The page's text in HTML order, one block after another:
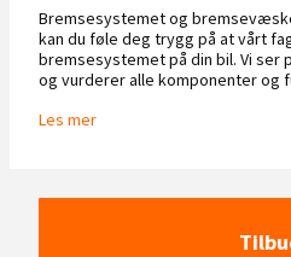
Bremsesystemet og
kan du føle deg trygg på at vårt
bremsesystemet på din bil. Vi ser
og vurderer alle komponenter og
Les mer